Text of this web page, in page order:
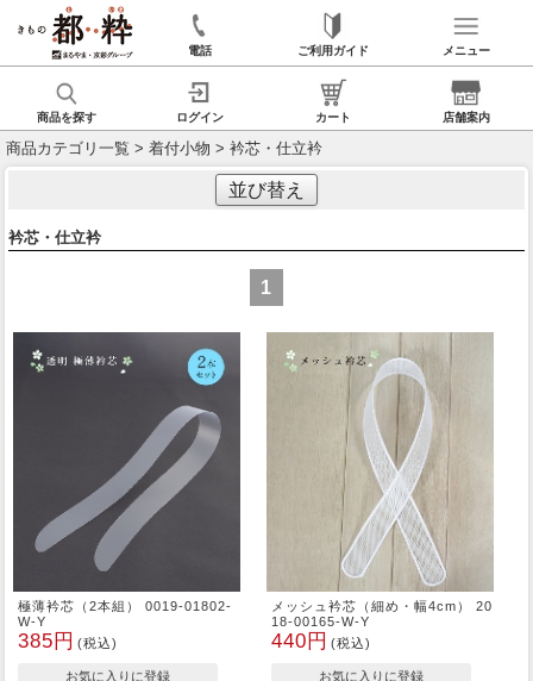
電話 ご利用ガイド メニュー
商品を探す ログイン カート 店舗案内
商品カテゴリ一覧 > 着付小物 > 衿芯・仕立衿
並び替え
衿芯・仕立衿
1
極薄衿芯（2本組） 0019-01802-
W-Y
385円 (税込)
メッシュ衿芯（細め・幅4cm） 20
18-00165-W-Y
440円 (税込)